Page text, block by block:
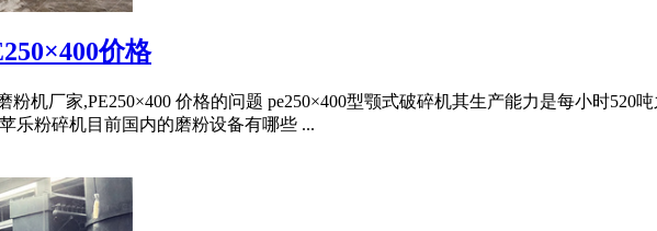
价格
机厂家,PE250×400 价格的问题 pe250×400型颚式破碎机其生产能力是每小时520
乐粉碎机目前国内的磨粉设备有哪些 ...